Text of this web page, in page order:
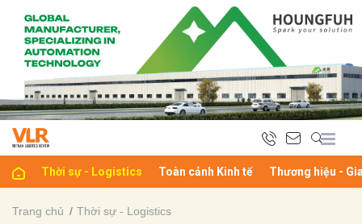
Thời sự - Logistics Toàn cảnh Kinh tế Thương hiệu -
Trang chủ Thời sự - Logistics
luận